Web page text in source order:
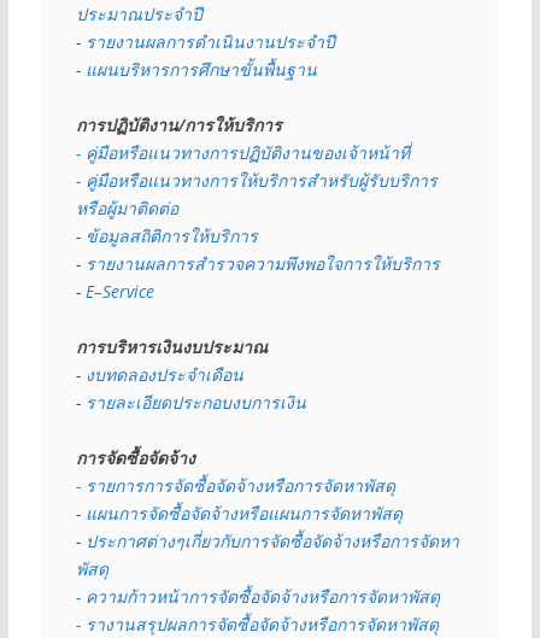
ประมาณประจำปี
- รายงานผลการดำเนินงานประจำปี
- แผนบริหารการศึกษาขั้นพื้นฐาน
การปฏิบัติงาน/การให้บริการ
- คู่มือหรือแนวทางการปฏิบัติงานของเจ้าหน้าที่
- คู่มือหรือแนวทางการให้บริการสำหรับผู้รับบริการ
หรือผู้มาติดต่อ
- ข้อมูลสถิติการให้บริการ
- รายงานผลการสำรวจความพึงพอใจการให้บริการ
- E–Service
การบริหารเงินงบประมาณ
- งบทดลองประจำเดือน
- รายละเอียดประกอบงบการเงิน
การจัดซื้อจัดจ้าง
- รายการการจัดซื้อจัดจ้างหรือการจัดหาพัสดุ
- แผนการจัดซื้อจัดจ้างหรือแผนการจัดหาพัสดุ
- ประกาศต่างๆเกี่ยวกับการจัดซื้อจัดจ้างหรือการจัดหา
พัสดุ
- ความก้าวหน้าการจัดซื้อจัดจ้างหรือการจัดหาพัสดุ
- รางานสรุปผลการจัดซื้อจัดจ้างหรือการจัดหาพัสดุ